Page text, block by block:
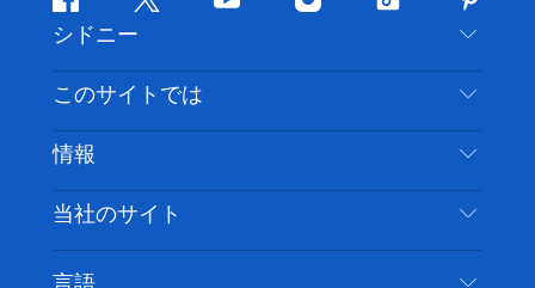
フ
ェ
イ
ス
ブ
ッ
ク
ツ
ッ
タ
ー
ユ
チ
ー
イ
ス
グ
ム
テ
ッ
ト
ク
ピ
ン
タ
レ
ス
ト
シドニー
お問い合わせ
免責事項
クッキーに関する通知
このサイトでは
目的地
やるべきこと
イベント
情報
旅行情報
アクセシブルシドニー
当社のサイト